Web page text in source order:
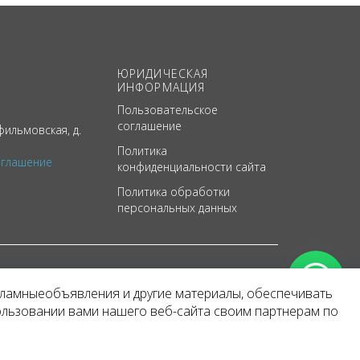
д.
ЮРИДИЧЕСКАЯ
ИНФОРМАЦИЯ
Пользовательское
соглашение
Политика
конфиденциальности сайта
Политика обработки
персональных данных
и другие материалы, обеспечивать
вами нашего веб-сайта своим партнерам по